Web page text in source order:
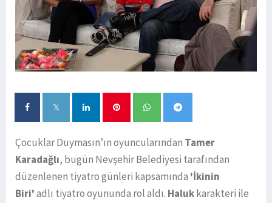
Çocuklar Duymasın’ın oyuncularından Tamer
Karadağlı, bugün Nevşehir Belediyesi tarafından
düzenlenen tiyatro günleri kapsamında 'İkinin
Biri'adlı tiyatro oyununda rol aldı. Halukkarakteri ile